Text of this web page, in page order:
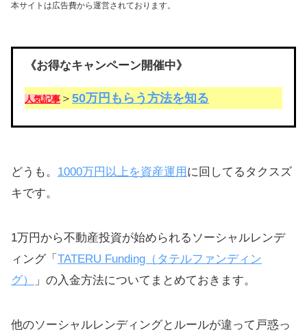
本サイトは広告費から運営されております。
《お得なキャンペーン開催中》
人気記事 ＞ 50万円もらう方法を知る
どうも。 1000万円以上を資産運用 に回してるタクスズ
キです。
1万円から不動産投資が始められるソーシャルレンデ
ィング「 TATERU Funding（タテルファンディン
グ）
」の入金方法についてまとめておきます。
他のソーシャルレンディングとルールが違って戸惑っ